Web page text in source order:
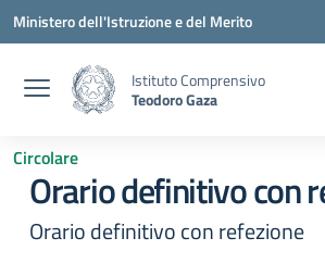
Vai ai contenuti
Vai al menu di navigazione
Vai al footer
Ministero dell'Istruzione e del Merito
Istituto Comprensivo
Teodoro Gaza
Circolare
Orario definitivo con
Orario definitivo con refezione